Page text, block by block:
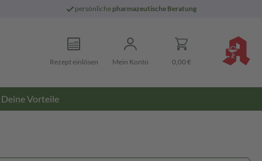
persönliche pharmazeutische Beratung
Rezept einlösen Mein Konto 0,00 €
Deine Vorteile